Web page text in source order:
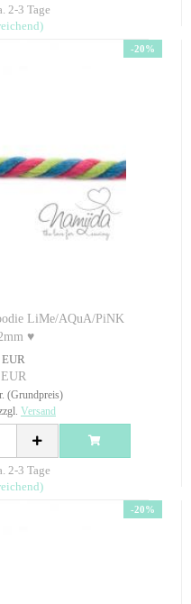
2-3 Tage
-20%
LiMe/AQuA/PiNK
♥
(Grundpreis)
Versand
2-3 Tage
-20%